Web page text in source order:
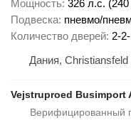
Мощность 326 л.с. (240
Подвеска пневмо/
Количество дверей 2-
Дания, Christiansfeld
Vejstruproed Busimport